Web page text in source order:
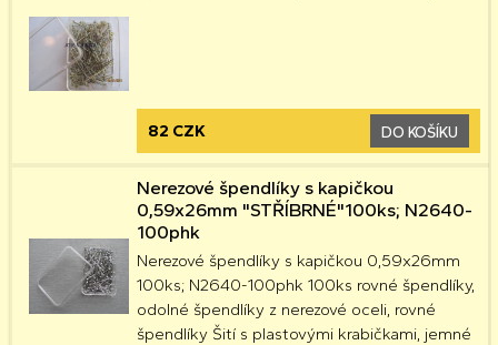
82 CZK DO KOŠÍKU
Nerezové špendlíky s kapičkou
0,59x26mm "STŘÍBRNÉ"100ks; N2640-
100phk
Nerezové špendlíky s kapičkou 0,59x26mm
100ks; N2640-100phk 100ks rovné špendlíky,
odolné špendlíky z nerezové oceli, rovné
špendlíky Šití s ​​plastovými krabičkami, jemné